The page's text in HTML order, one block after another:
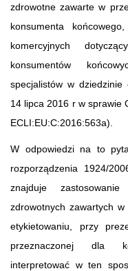
zdrowotne zawarte w
konsumenta
komercyjnych
konsumentów
specjalistów w
14 lipca 2016 r w sprawie
ECLI:EU:C:2016:563a).
W odpowiedzi na to
rozporządzenia 1924/
znajduje
zdrowotnych zawartych
etykietowaniu, przy
przeznaczonej dla
interpretować w ten